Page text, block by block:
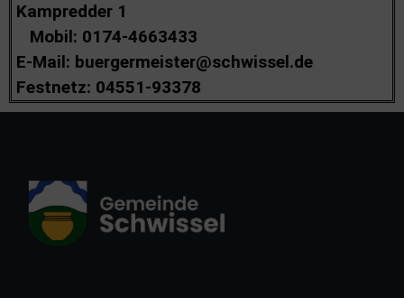
Kampredder 1
Mobil: 0174-4663433
E-Mail: buergermeister@schwissel.de
Festnetz: 04551-93378